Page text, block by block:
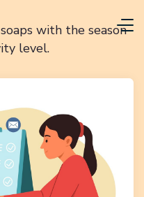
with the season
level.